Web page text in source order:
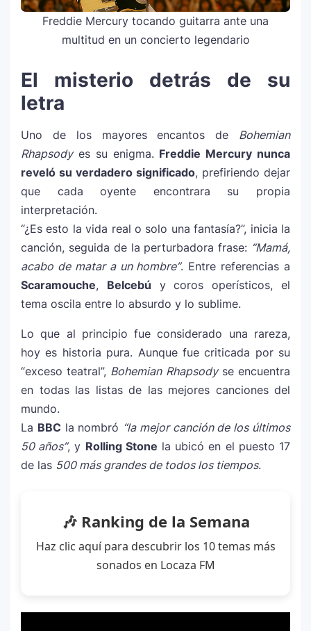
Freddie Mercury tocando guitarra ante una
multitud en un concierto legendario
El misterio detrás de su
letra
Uno de los mayores encantos de Bohemian
Rhapsodyes su enigma. Freddie Mercury nunca
reveló su verdadero significado, prefiriendo dejar
que cada oyente encontrara su propia
interpretación.
“¿Es esto la vida real o solo una fantasía?”, inicia la
canción, seguida de la perturbadora frase: “Mamá,
acabo de matar a un hombre”. Entre referencias a
Scaramouche, Belcebú y coros operísticos, el
tema oscila entre lo absurdo y lo sublime.
Lo que al principio fue considerado una rareza,
hoy es historia pura. Aunque fue criticada por su
“exceso teatral”, Bohemian Rhapsodyse encuentra
en todas las listas de las mejores canciones del
mundo.
La BBCla nombró “la mejor canción de los últimos
50 años”, y Rolling Stone la ubicó en el puesto 17
de las 500 más grandes de todos los tiempos.
🎶 Ranking de la Semana
Haz clic aquí para descubrir los 10 temas más
sonados en Locaza FM